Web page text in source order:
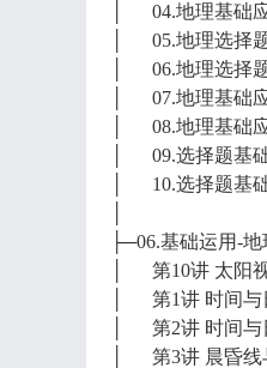
│ 04.地理基础
│ 05.地理选择
│ 06.地理选择
│ 07.地理基础
│ 08.地理基础
│ 09.选择题基
│ 10.选择题基
├─06.基础运用-
│ 第10讲 太阳
│ 第1讲 时间与
│ 第2讲 时间与
│ 第3讲 晨昏线